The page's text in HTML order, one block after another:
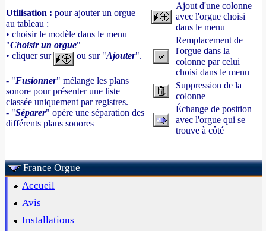
Utilisation : pour ajouter un orgue
au tableau :
• choisir le modèle dans le menu
"Choisir un orgue"
• cliquer sur
ou sur "Ajouter".
- "Fusionner" mélange les plans
sonore pour présenter une liste
classée uniquement par registres.
- "Séparer" opère une séparation des
différents plans sonores
Ajout d'une colonne
avec l'orgue choisi
dans le menu
Remplacement de
l'orgue dans la
colonne par celui
choisi dans le menu
Suppression de la
colonne
Échange de position
avec l'orgue qui se
trouve à côté
France Orgue
Accueil
Avis
Installations